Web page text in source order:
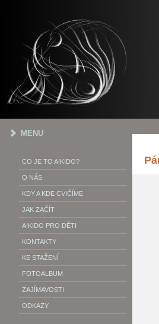
MENU
CO JE TO AIKIDO?
O NÁS
KDY A KDE CVIČÍME
JAK ZAČÍT
AIKIDO PRO DĚTI
KONTAKTY
KE STAŽENÍ
FOTOALBUM
ZAJÍMAVOSTI
ODKAZY